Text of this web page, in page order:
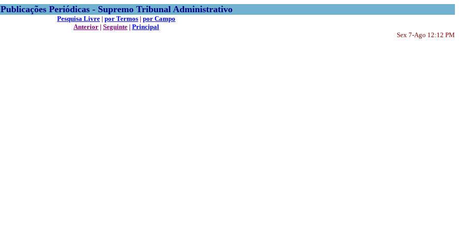
Publicações Periódicas - Supremo Tribunal Administrativo
Pesquisa Livre | por Termos | por Campo
Anterior | Seguinte | Principal
Sex 7-Ago 12:12 PM